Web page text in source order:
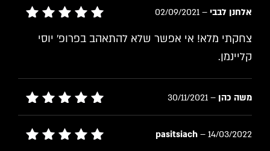
מתוך 5
אלחנן לבבי –
02/09/2021
צחקתי מלא! אי אפשר שלא להתאהב בפרופ' יוסי
קליינמן.
דורג5
מתוך 5
משה כהן –
30/11/2021
pasitsiach – 14/03/2022